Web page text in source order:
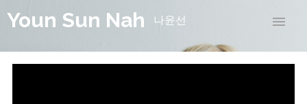
Youn Sun Nah 나윤선